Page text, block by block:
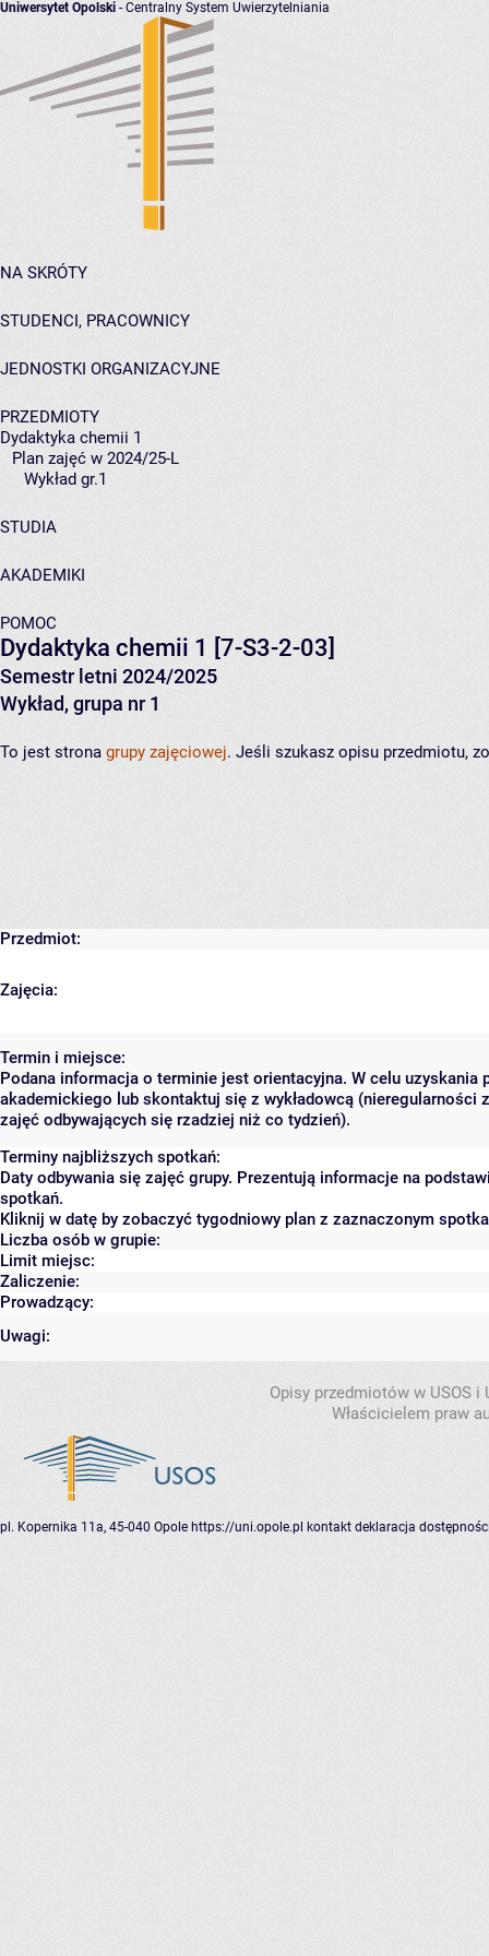
Uniwersytet Opolski - Centralny System Uwierzytelniania
NA SKRÓTY
STUDENCI, PRACOWNICY
JEDNOSTKI ORGANIZACYJNE
PRZEDMIOTY
Dydaktyka chemii 1
Plan zajęć w 2024/25-L
Wykład gr.1
STUDIA
AKADEMIKI
POMOC
Dydaktyka chemii 1 [7-S3-2-03]
Semestr letni 2024/2025
Wykład, grupa nr 1
To jest strona grupy zajęciowej. Jeśli szukasz opisu przedmiotu,
Przedmiot:
Zajęcia:
Termin i miejsce:
Podana informacja o terminie jest orientacyjna. W celu
akademickiego lub skontaktuj się z wykładowcą (nieregularności
zajęć odbywających się rzadziej niż co tydzień).
Terminy najbliższych spotkań:
Daty odbywania się zajęć grupy. Prezentują informacje na
spotkań.
Kliknij w datę by zobaczyć tygodniowy plan z zaznaczonym
Liczba osób w grupie:
Limit miejsc:
Zaliczenie:
Prowadzący:
Uwagi:
Opisy przedmiotów w USOS
Właścicielem praw
pl. Kopernika 11a, 45-040 Opole https://uni.opole.pl kontakt deklaracja